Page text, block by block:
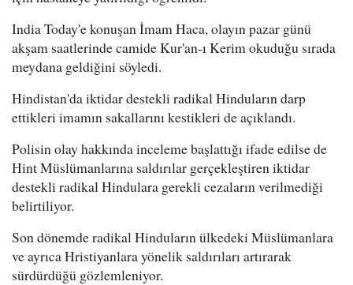
India Today'e konuşan İmam Haca, olayın pazar günü
akşam saatlerinde camide Kur'an-ı Kerim okuduğu sırada
meydana geldiğini söyledi.
Hindistan'da iktidar destekli radikal Hinduların darp
ettikleri imamın sakallarını kestikleri de açıklandı.
Polisin olay hakkında inceleme başlattığı ifade edilse de
Hint Müslümanlarına saldırılar gerçekleştiren iktidar
destekli radikal Hindulara gerekli cezaların verilmediği
belirtiliyor.
Son dönemde radikal Hinduların ülkedeki Müslümanlara
ve ayrıca Hristiyanlara yönelik saldırıları artırarak
sürdürdüğü gözlemleniyor.